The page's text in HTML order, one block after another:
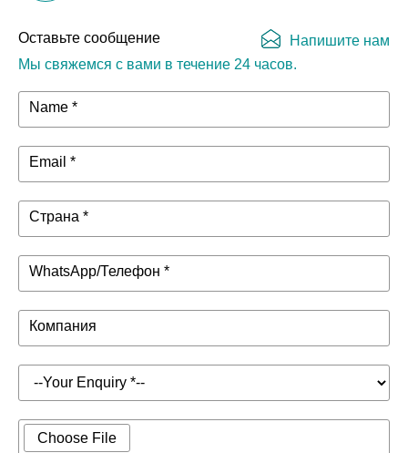
Оставьте сообщение
Мы свяжемся с вами в течение 24 часов.
Напишите нам
Name *
Email *
Страна *
WhatsApp/Телефон *
Компания
Choose File